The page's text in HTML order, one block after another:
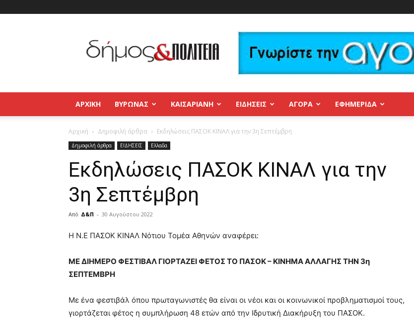
και
Πολιτεία
Βύρωνας
–
Παγκράτι
ΑΡΧΙΚΉ ΒΥΡΩΝΑΣ ΚΑΙΣΑΡΙΑΝΗ ΕΙΔΗΣΕΙΣ ΑΓΟΡΑ ΕΦΗΜΕΡΊΔΑ
Αρχική Δημοφιλή άρθρα Εκδηλώσεις ΠΑΣΟΚ ΚΙΝΑΛ για την 3η Σεπτέμβρη
Δημοφιλή άρθρα ΕΙΔΗΣΕΙΣ Ελλαδα
Εκδηλώσεις ΠΑΣΟΚ ΚΙΝΑΛ για την
3η Σεπτέμβρη
Από Δ&Π - 30 Αυγούστου 2022
blonde
hot
cam
brandi
lyons
Η Ν.Ε ΠΑΣΟΚ ΚΙΝΑΛ Νότιου Τομέα Αθηνών αναφέρει:
ΜΕ ΔΙΗΜΕΡΟ ΦΕΣΤΙΒΑΛ ΓΙΟΡΤΑΖΕΙ ΦΕΤΟΣ ΤΟ ΠΑΣΟΚ – ΚΙΝΗΜΑ ΑΛΛΑΓΗΣ ΤΗΝ 3η
ΣΕΠΤΕΜΒΡΗ
Με ένα φεστιβάλ όπου πρωταγωνιστές θα είναι οι νέοι και οι κοινωνικοί προβληματισμοί τους,
γιορτάζεται φέτος η συμπλήρωση 48 ετών από την Ιδρυτική Διακήρυξη του ΠΑΣΟΚ.